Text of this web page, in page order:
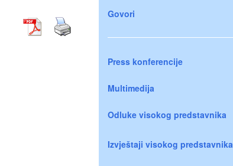
Govori
Press konferencije
Multimedija
Odluke visokog predstavnika
Izvještaji visokog predstavnika